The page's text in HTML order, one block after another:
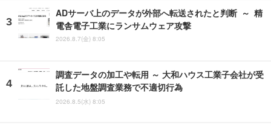
ADサーバ上のデータが外部へ転送されたと判断 ～ 精
電舎電子工業にランサムウェア攻撃
2026.8.7(金) 8:05
調査データの加工や転用 ～ 大和ハウス工業子会社が受
託した地盤調査業務で不適切行為
2026.8.5(水) 8:05